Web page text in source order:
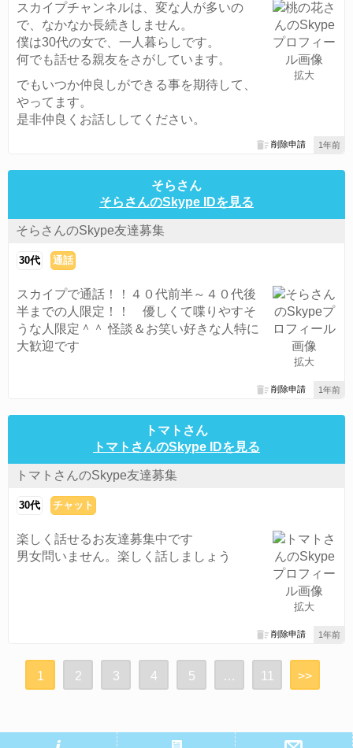
拡大
スカイプチャンネルは、変な人が多いの
で、なかなか長続きしません。
僕は30代の女で、一人暮らしです。
何でも話せる親友をさがしています。
でもいつか仲良しができる事を期待して、
やってます。
是非仲良くお話ししてください。
1年前
削除申請
そらさん
そらさんのSkype IDを見る
そらさんのSkype友達募集
30代 通話
拡大
スカイプで通話！！４０代前半～４０代後
半までの人限定！！ 優しくて喋りやすそ
うな人限定＾＾ 怪談＆お笑い好きな人特に
大歓迎です
1年前
削除申請
トマトさん
トマトさんのSkype IDを見る
トマトさんのSkype友達募集
30代 チャット
拡大
楽しく話せるお友達募集中です
男女問いません。楽しく話しましょう
1年前
削除申請
1 2 3 4 5 … 11 >>